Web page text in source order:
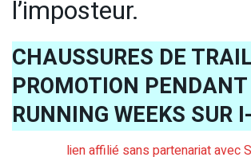
l’imposteur.
CHAUSSURES DE
PROMOTION
RUNNING WEEKS SUR
lien affilié sans partenariat avec